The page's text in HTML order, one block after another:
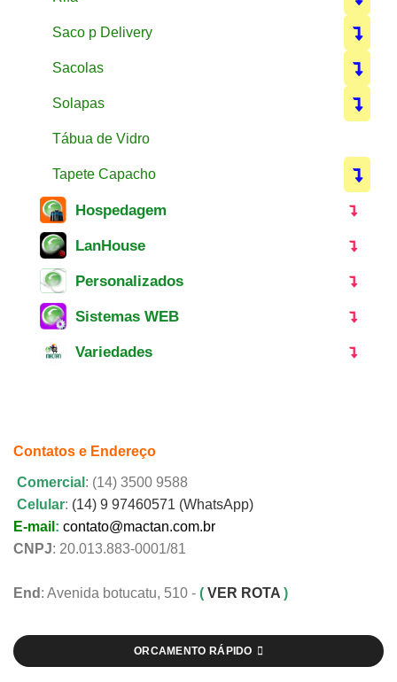
Saco p Delivery
Sacolas
Solapas
Tábua de Vidro
Tapete Capacho
Hospedagem
LanHouse
Personalizados
Sistemas WEB
Variedades
Contatos e Endereço
Comercial : (14) 3500 9588
Celular: (14) 9 97460571 (WhatsApp)
E-mail : contato@mactan.com.br
CNPJ: 20.013.883-0001/81
End : Avenida botucatu, 510 - ( VER ROTA )
ORCAMENTO RÁPIDO